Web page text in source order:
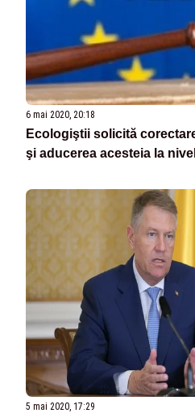
6 mai 2020, 20:18
Ecologiştii solicită
şi aducerea acesteia la
5 mai 2020, 17:29